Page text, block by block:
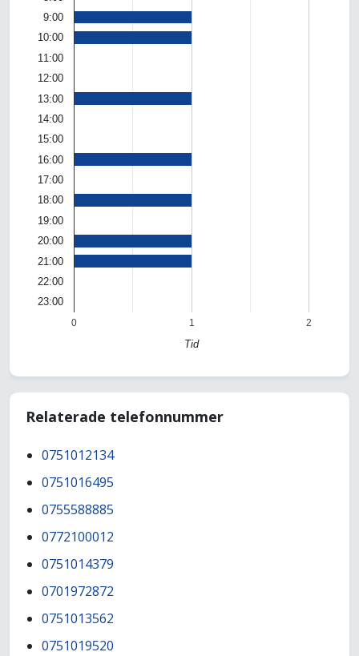
0 1 2
9:00
10:00
11:00
12:00
13:00
14:00
15:00
16:00
17:00
18:00
19:00
20:00
21:00
22:00
23:00
Tid
Relaterade telefonnummer
0751012134
0751016495
0755588885
0772100012
0751014379
0701972872
0751013562
0751019520